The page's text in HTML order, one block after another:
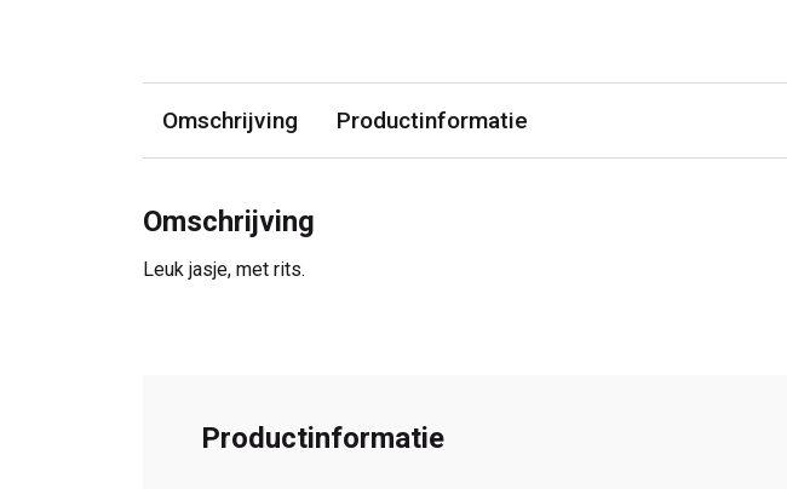
Omschrijving Productinformatie
Omschrijving
Leuk jasje, met rits.
Productinformatie